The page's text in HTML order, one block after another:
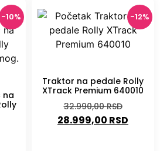
-10%
na
-12%
Traktor na pedale Rolly
XTrack Premium 640010
32.990,00RSD
28.999,00 RSD